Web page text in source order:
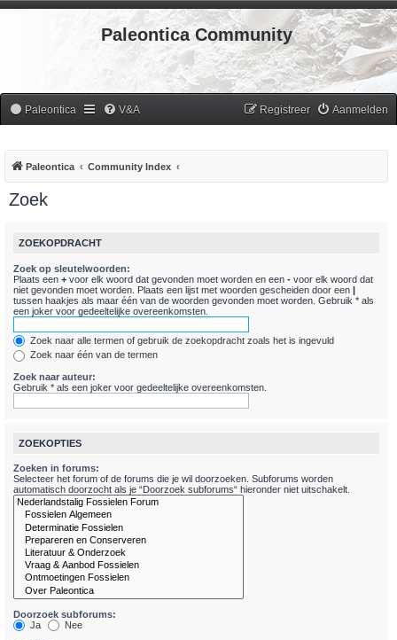
Paleontica Community
Paleontica V&A Aanmelden
Registreer
Paleontica Community Index
Zoek
ZOEKOPDRACHT
Zoek op sleutelwoorden:
Plaats een + voor elk woord dat gevonden moet worden en een - voor elk woord dat
niet gevonden moet worden. Plaats een lijst met woorden gescheiden door een |
tussen haakjes als maar één van de woorden gevonden moet worden. Gebruik * als
een joker voor gedeeltelijke overeenkomsten.
Zoek naar alle termen of gebruik de zoekopdracht zoals het is ingevuld
Zoek naar één van de termen
Zoek naar auteur:
Gebruik * als een joker voor gedeeltelijke overeenkomsten.
ZOEKOPTIES
Zoeken in forums:
Selecteer het forum of de forums die je wil doorzoeken. Subforums worden
automatisch doorzocht als je “Doorzoek subforums“ hieronder niet uitschakelt.
Doorzoek subforums:
Ja
Nee